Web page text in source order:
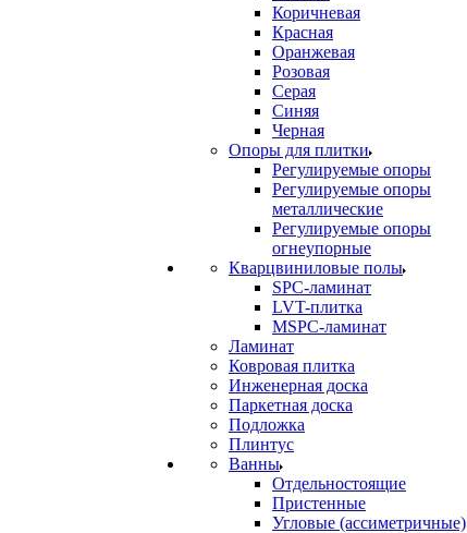
Коричневая
Красная
Оранжевая
Розовая
Серая
Синяя
Черная
Опоры для плитки
Регулируемые опоры
Регулируемые опоры
металлические
Регулируемые опоры
огнеупорные
Кварцвиниловые полы
SPC-ламинат
LVT-плитка
MSPC-ламинат
Ламинат
Ковровая плитка
Инженерная доска
Паркетная доска
Подложка
Плинтус
Ванны
Отдельностоящие
Пристенные
Угловые (ассиметричные)